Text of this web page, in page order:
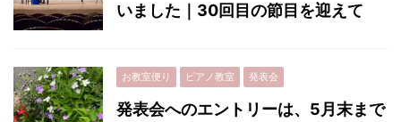
いました｜30回目の節目を迎えて
お教室便り ピアノ教室 発表会
発表会へのエントリーは、5月末まで